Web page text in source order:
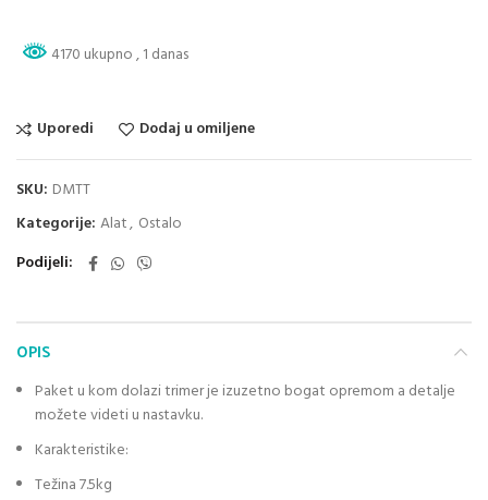
4170 ukupno, 1 danas
Uporedi Dodaj u omiljene
SKU: DMTT
Kategorije: Alat, Ostalo
Podijeli
OPIS
Paket u kom dolazi trimer je izuzetno bogat opremom a detalje
možete videti u nastavku.
Karakteristike:
Težina 7.5kg